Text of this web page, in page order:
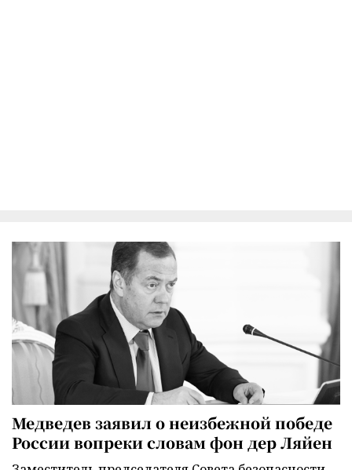
Медведев заявил о неизбежной победе
России вопреки словам фон дер Ляйен